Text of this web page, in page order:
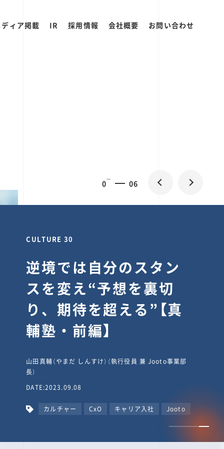
ィア掲載 IR 採用情報 会社概要 お問い合わせ
0 06
CULTURE 30
逆境では自分のスタン
スを変え“予想を裏切
り、期待を超える”【真
輔塾・前編】
山田真輔（やまだ しんすけ）（執行役員 兼 Jooto事業部
長）
DATE:2023.09.08
カルチャー CxO キャリア入社 Jooto